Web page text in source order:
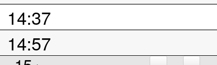
14:37
14:57